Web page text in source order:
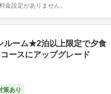
金設定がありません。
ルーム★2泊以上限定で夕食
ースにアップグレード
策あり